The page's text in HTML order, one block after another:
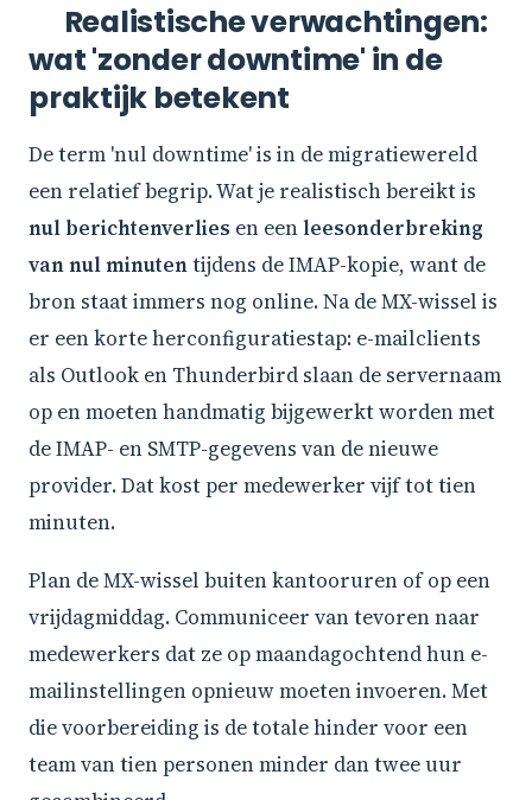
Realistische verwachtingen:
wat 'zonder downtime' in de
praktijk betekent
De term 'nul downtime' is in de migratiewereld
een relatief begrip. Wat je realistisch bereikt is
nul berichtenverlies en eenleesonderbreking
van nul minutentijdens de IMAP-kopie, want de
bron staat immers nog online. Na de MX-wissel is
er een korte herconfiguratiestap: e-mailclients
als Outlook en Thunderbird slaan de servernaam
op en moeten handmatig bijgewerkt worden met
de IMAP- en SMTP-gegevens van de nieuwe
provider. Dat kost per medewerker vijf tot tien
minuten.
Plan de MX-wissel buiten kantooruren of op een
vrijdagmiddag. Communiceer van tevoren naar
medewerkers dat ze op maandagochtend hun e-
mailinstellingen opnieuw moeten invoeren. Met
die voorbereiding is de totale hinder voor een
team van tien personen minder dan twee uur